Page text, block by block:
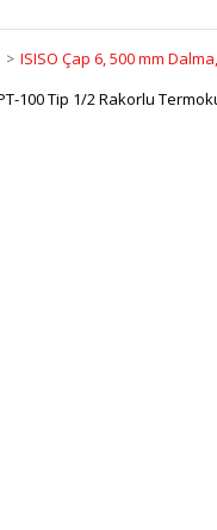
ISISO Çap 6, 500 mm